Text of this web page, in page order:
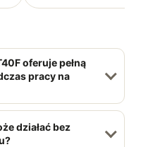
oferuje pełną
pracy na
działać bez